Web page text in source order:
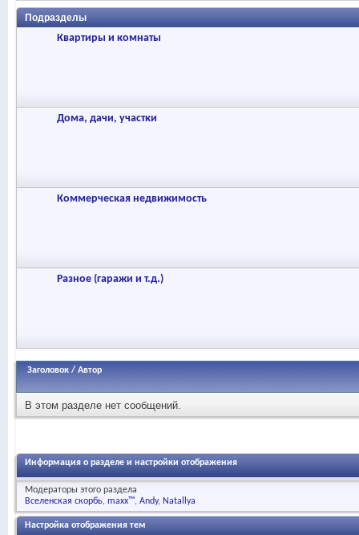
Подразделы
Квартиры и комнаты
Дома, дачи, участки
Коммерческая недвижимость
Разное (гаражи и т.д.)
Заголовок / Автор
В этом разделе нет сообщений.
Информация о разделе и настройки отображения
Модераторы этого раздела
Вселенская скорбь maxx™ Andy Natallya
Настройка отображения тем